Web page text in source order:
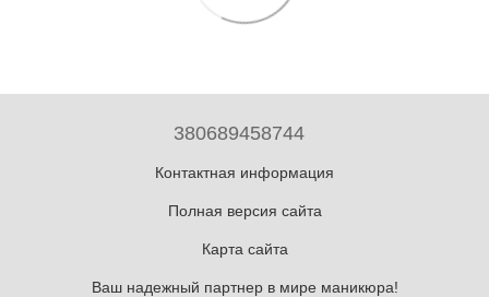
380689458744
Контактная информация
Полная версия сайта
Карта сайта
Ваш надежный партнер в мире маникюра!